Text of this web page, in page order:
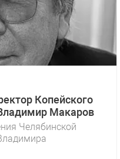
Копейского
Макаров
Челябинской